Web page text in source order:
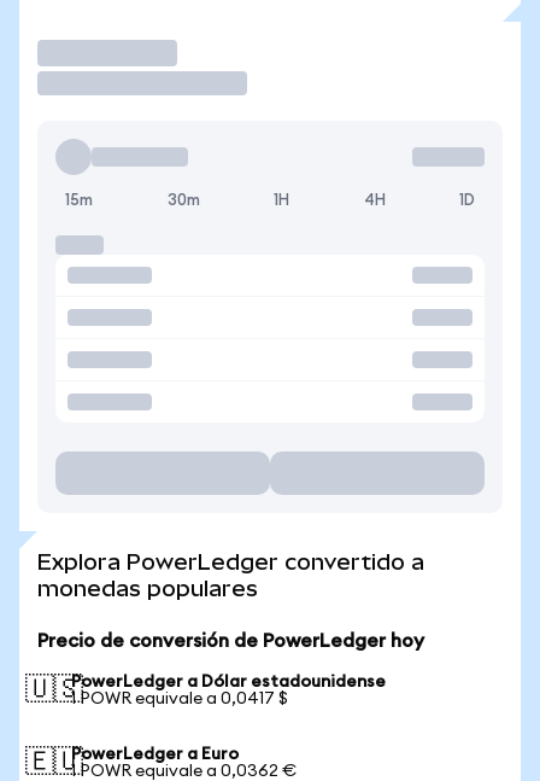
15m 30m 1H 4H 1D
Explora PowerLedger convertido a
monedas populares
Precio de conversión de PowerLedger hoy
🇺🇸PowerLedger a Dólar estadounidense
1 POWR equivale a 0,0417 $
🇪🇺PowerLedger a Euro
1 POWR equivale a 0,0362 €